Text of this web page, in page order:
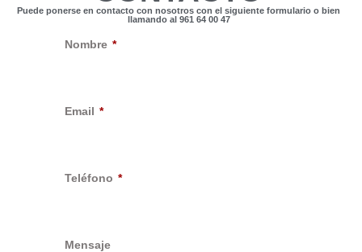
Puede ponerse en contacto con nosotros con el siguiente formulario o bien
llamando al 961 64 00 47
Nombre
Email
Teléfono
Mensaje